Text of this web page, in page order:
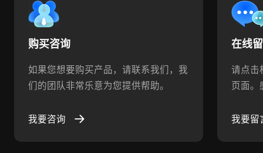
购买咨询
如果您想要购买产品，请联系我们，我
们的团队非常乐意为您提供帮助。
我要咨询
在线
请点击
页面。
我要留